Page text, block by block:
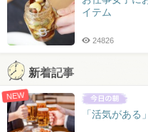
イテム
24826
新着記事
NEW
「活気がある